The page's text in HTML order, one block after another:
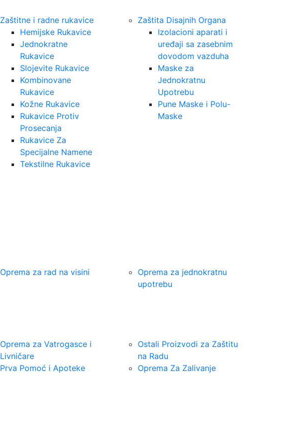
Zaštitne i radne rukavice
Hemijske Rukavice
Jednokratne
Rukavice
Slojevite Rukavice
Kombinovane
Rukavice
Kožne Rukavice
Rukavice Protiv
Prosecanja
Rukavice Za
Specijalne Namene
Tekstilne Rukavice
Zaštita Disajnih Organa
Izolacioni aparati i
uređaji sa zasebnim
dovodom vazduha
Maske za
Jednokratnu
Upotrebu
Pune Maske i Polu-
Maske
Oprema za rad na visini
Oprema za jednokratnu
upotrebu
Oprema za Vatrogasce i
Livničare
Ostali Proizvodi za Zaštitu
na Radu
Prva Pomoć i Apoteke
Oprema Za Zalivanje